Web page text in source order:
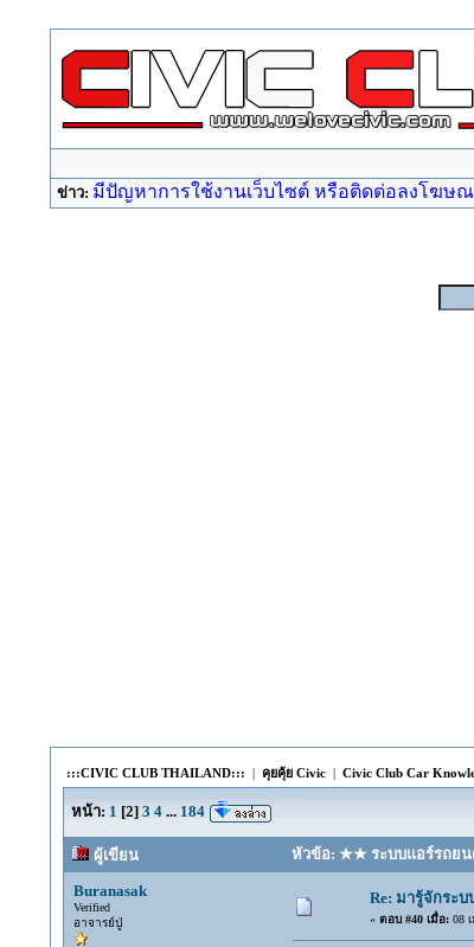
ข่าว: มีปัญหาการใช้งานเว็บไซต์ หรือติดต่อลงโฆษ
:::CIVIC CLUB THAILAND::: | คุยคุ้ย Civic| Civic Club Car
หน้า: 1 [2] 3 4 ... 184
ผู้เขียน หัวข้อ: ★★ ระบบแอร์รถยน
Buranasak
Verified
อาจารย์ปู่
Re: มารู้จักระ
« ตอบ #40 เมื่อ:08 เ